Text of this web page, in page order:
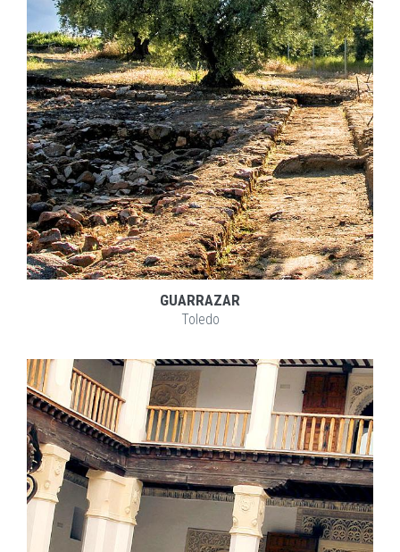
EXPLORAR ZOOM
EXPLORAR ZOOM
GUARRAZAR
Toledo